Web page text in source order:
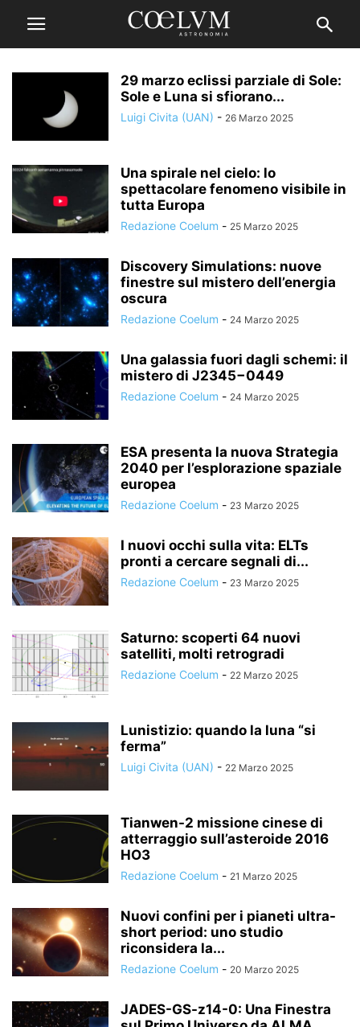
29 marzo eclissi parziale di Sole:
Sole e Luna si sfiorano...
Luigi Civita (UAN) - 26 Marzo 2025
Una spirale nel cielo: lo
spettacolare fenomeno visibile in
tutta Europa
Redazione Coelum - 25 Marzo 2025
Discovery Simulations: nuove
finestre sul mistero dell’energia
oscura
Redazione Coelum - 24 Marzo 2025
Una galassia fuori dagli schemi: il
mistero di J2345−0449
Redazione Coelum - 24 Marzo 2025
ESA presenta la nuova Strategia
2040 per l’esplorazione spaziale
europea
Redazione Coelum - 23 Marzo 2025
I nuovi occhi sulla vita: ELTs
pronti a cercare segnali di...
Redazione Coelum - 23 Marzo 2025
Saturno: scoperti 64 nuovi
satelliti, molti retrogradi
Redazione Coelum - 22 Marzo 2025
Lunistizio: quando la luna “si
ferma”
Luigi Civita (UAN) - 22 Marzo 2025
Tianwen-2 missione cinese di
atterraggio sull’asteroide 2016
HO3
Redazione Coelum - 21 Marzo 2025
Nuovi confini per i pianeti ultra-
short period: uno studio
riconsidera la...
Redazione Coelum - 20 Marzo 2025
JADES-GS-z14-0: Una Finestra